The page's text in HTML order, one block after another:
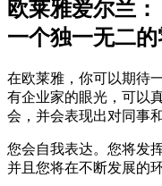
欧莱雅爱尔兰：
一个独一无二
在欧莱雅，你可以期待
有企业家的眼光，可以
会，并会表现出对同事
您会自我表达。您将发
并且您将在不断发展的